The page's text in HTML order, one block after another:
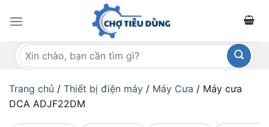
qua
dungTìm
kiếm:
Trang chủ / Thiết bị điện máy / Máy Cưa / Máy cưa
DCA ADJF22DM